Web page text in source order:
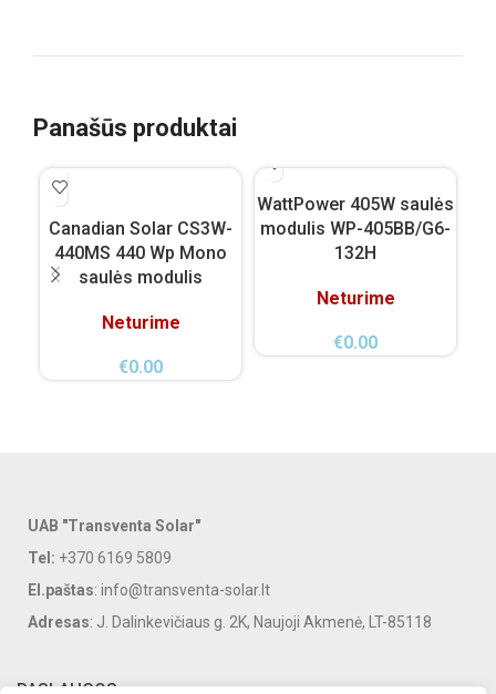
Panašūs produktai
Canadian Solar CS3W-
440MS 440 Wp Mono
saulės modulis
Neturime
€0.00
WattPower 405W saulės
modulis WP-405BB/G6-
132H
Neturime
€0.00
UAB "Transventa Solar"
Tel: +370 6169 5809
El.paštas: info@transventa-solar.lt
Adresas: J. Dalinkevičiaus g. 2K, Naujoji Akmenė, LT-85118